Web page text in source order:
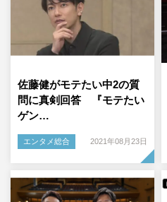
佐藤健がモテたい中2の質
問に真剣回答 『モテたい
ゲン…
エンタメ総合 2021年08月23日